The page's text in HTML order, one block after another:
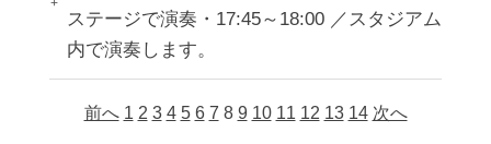
ステージで演奏・17:45～18:00 ／スタジアム
内で演奏します。
前へ 1 2 3 4 5 6 7 8 9 10 11 12 13 14 次へ